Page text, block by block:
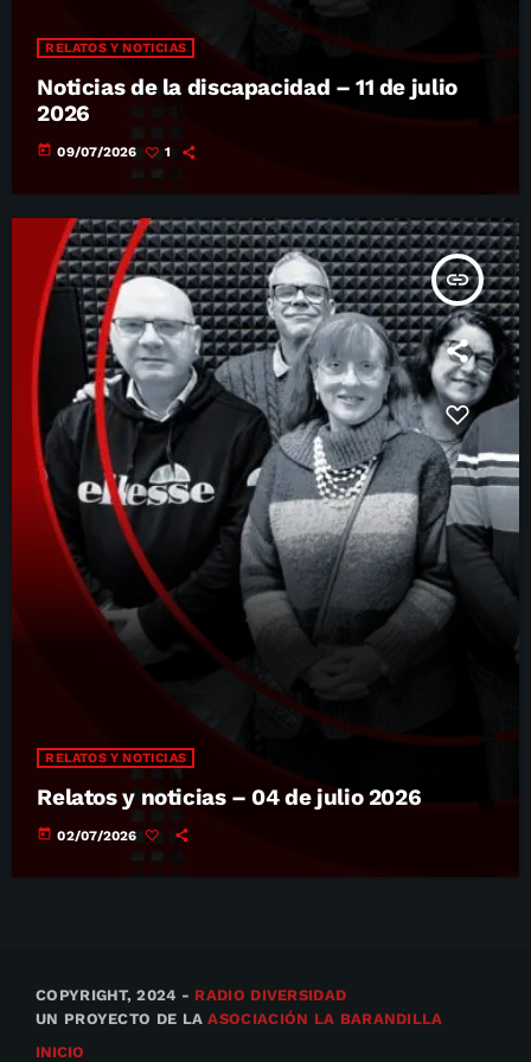
RELATOS Y NOTICIAS
Noticias de la discapacidad – 11 de julio
2026
today 09/07/2026 1
insert_link
RELATOS Y NOTICIAS
Relatos y noticias – 04 de julio 2026
today 02/07/2026
COPYRIGHT, 2024 - RADIO DIVERSIDAD
UN PROYECTO DE LAASOCIACIÓN LA BARANDILLA
INICIO